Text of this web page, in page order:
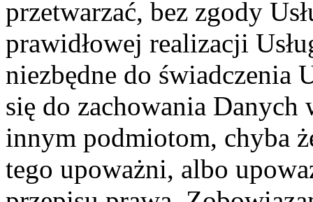
przetwarzać, bez zgody
prawidłowej realizacji
niezbędne do świadczenia
się do zachowania
innym podmiotom, chyba
tego upoważni, albo